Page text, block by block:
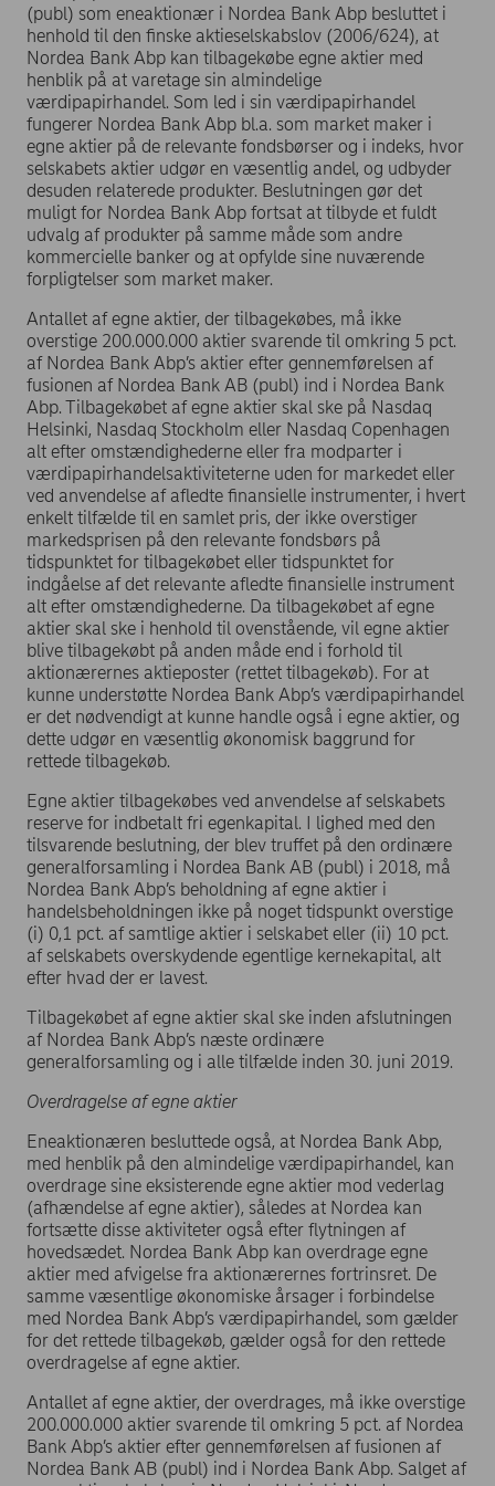
(publ) som eneaktionær i Nordea Bank Abp besluttet i
henhold til den finske aktieselskabslov (2006/624), at
Nordea Bank Abp kan tilbagekøbe egne aktier med
henblik på at varetage sin almindelige
værdipapirhandel. Som led i sin værdipapirhandel
fungerer Nordea Bank Abp bl.a. som market maker i
egne aktier på de relevante fondsbørser og i indeks, hvor
selskabets aktier udgør en væsentlig andel, og udbyder
desuden relaterede produkter. Beslutningen gør det
muligt for Nordea Bank Abp fortsat at tilbyde et fuldt
udvalg af produkter på samme måde som andre
kommercielle banker og at opfylde sine nuværende
forpligtelser som market maker.
Antallet af egne aktier, der tilbagekøbes, må ikke
overstige 200.000.000 aktier svarende til omkring 5 pct.
af Nordea Bank Abp’s aktier efter gennemførelsen af
fusionen af Nordea Bank AB (publ) ind i Nordea Bank
Abp. Tilbagekøbet af egne aktier skal ske på Nasdaq
Helsinki, Nasdaq Stockholm eller Nasdaq Copenhagen
alt efter omstændighederne eller fra modparter i
værdipapirhandelsaktiviteterne uden for markedet eller
ved anvendelse af afledte finansielle instrumenter, i hvert
enkelt tilfælde til en samlet pris, der ikke overstiger
markedsprisen på den relevante fondsbørs på
tidspunktet for tilbagekøbet eller tidspunktet for
indgåelse af det relevante afledte finansielle instrument
alt efter omstændighederne. Da tilbagekøbet af egne
aktier skal ske i henhold til ovenstående, vil egne aktier
blive tilbagekøbt på anden måde end i forhold til
aktionærernes aktieposter (rettet tilbagekøb). For at
kunne understøtte Nordea Bank Abp’s værdipapirhandel
er det nødvendigt at kunne handle også i egne aktier, og
dette udgør en væsentlig økonomisk baggrund for
rettede tilbagekøb.
Egne aktier tilbagekøbes ved anvendelse af selskabets
reserve for indbetalt fri egenkapital. I lighed med den
tilsvarende beslutning, der blev truffet på den ordinære
generalforsamling i Nordea Bank AB (publ) i 2018, må
Nordea Bank Abp’s beholdning af egne aktier i
handelsbeholdningen ikke på noget tidspunkt overstige
(i) 0,1 pct. af samtlige aktier i selskabet eller (ii) 10 pct.
af selskabets overskydende egentlige kernekapital, alt
efter hvad der er lavest.
Tilbagekøbet af egne aktier skal ske inden afslutningen
af Nordea Bank Abp’s næste ordinære
generalforsamling og i alle tilfælde inden 30. juni 2019.
Overdragelse af egne aktier
Eneaktionæren besluttede også, at Nordea Bank Abp,
med henblik på den almindelige værdipapirhandel, kan
overdrage sine eksisterende egne aktier mod vederlag
(afhændelse af egne aktier), således at Nordea kan
fortsætte disse aktiviteter også efter flytningen af
hovedsædet. Nordea Bank Abp kan overdrage egne
aktier med afvigelse fra aktionærernes fortrinsret. De
samme væsentlige økonomiske årsager i forbindelse
med Nordea Bank Abp’s værdipapirhandel, som gælder
for det rettede tilbagekøb, gælder også for den rettede
overdragelse af egne aktier.
Antallet af egne aktier, der overdrages, må ikke overstige
200.000.000 aktier svarende til omkring 5 pct. af Nordea
Bank Abp’s aktier efter gennemførelsen af fusionen af
Nordea Bank AB (publ) ind i Nordea Bank Abp. Salget af